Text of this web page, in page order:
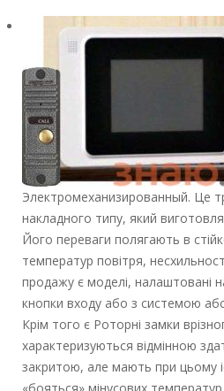
Электромеханизированный. Це
накладного типу, який
Його переваги полягають в
температур повітря,
продажу є моделі, налаштовані
кнопки входу або з системою
Крім того є Роторні замки
характеризуються відмінною
закритою, але мають при цьому